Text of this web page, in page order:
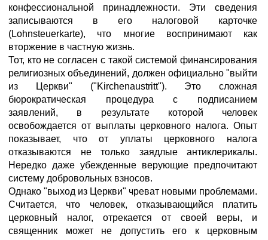
конфессиональной принадлежности. Эти сведения
записываются в его налоговой карточке
(Lohnsteuerkarte), что многие воспринимают как
вторжение в частную жизнь.
Тот, кто не согласен с такой системой финансирования
религиозных объединений, должен официально "выйти
из Церкви" ("Kirchenaustritt"). Это сложная
бюрократическая процедура с подписанием
заявлений, в результате которой человек
освобождается от выплаты церковного налога. Опыт
показывает, что от уплаты церковного налога
отказываются не только заядлые антиклерикалы.
Нередко даже убежденные верующие предпочитают
систему добровольных взносов.
Однако "выход из Церкви" чреват новыми проблемами.
Считается, что человек, отказывающийся платить
церковный налог, отрекается от своей веры, и
священник может не допустить его к церковным